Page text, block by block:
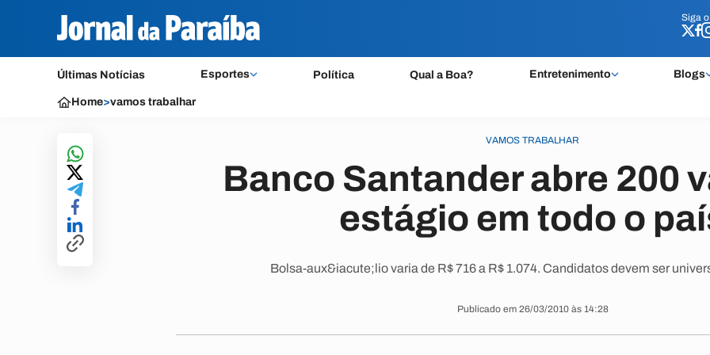
Siga o
Últimas Notícias Esportes Política Qual a Boa? Entretenimento Blogs
Siga o
Home>vamos trabalhar
VAMOS TRABALHAR
Banco Santander abre 200
estágio em todo o
Bolsa-aux&iacute;lio varia de R$ 716 a R$ 1.074. Candidatos devem ser
Publicado em 26/03/2010 às 14:28